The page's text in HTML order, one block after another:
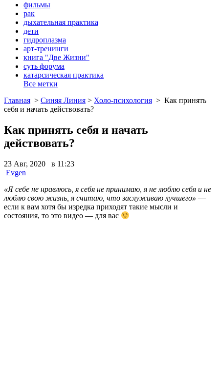
фильмы
рак
дыхательная практика
дети
гидроплазма
арт-тренинги
книга "Две Жизни"
суть форума
катарсическая практика
Все метки
Главная > Синяя Линия > Холо-психология > Как принять
себя и начать действовать?
Как принять себя и начать
действовать?
23 Авг, 2020 в 11:23
Evgen
«Я себе не нравлюсь, я себя не принимаю, я не люблю себя и не
люблю свою жизнь, я считаю, что заслуживаю лучшего» —
если к вам хотя бы изредка приходят такие мысли и
состояния, то это видео — для вас